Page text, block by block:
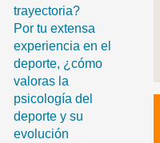
trayectoria?
Por tu extensa
experiencia en el
deporte, ¿cómo
valoras la
psicología del
deporte y su
evolución